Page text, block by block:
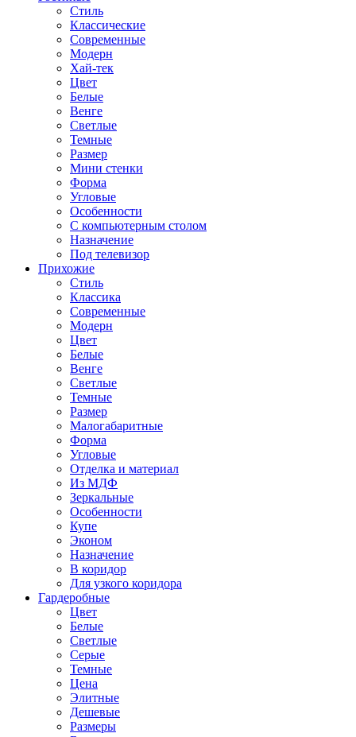
Стиль
Классические
Современные
Модерн
Хай-тек
Цвет
Белые
Венге
Светлые
Темные
Размер
Мини стенки
Форма
Угловые
Особенности
С компьютерным столом
Назначение
Под телевизор
Прихожие
Стиль
Классика
Современные
Модерн
Цвет
Белые
Венге
Светлые
Темные
Размер
Малогабаритные
Форма
Угловые
Отделка и материал
Из МДФ
Зеркальные
Особенности
Купе
Эконом
Назначение
В коридор
Для узкого коридора
Гардеробные
Цвет
Белые
Светлые
Серые
Темные
Цена
Элитные
Дешевые
Размеры